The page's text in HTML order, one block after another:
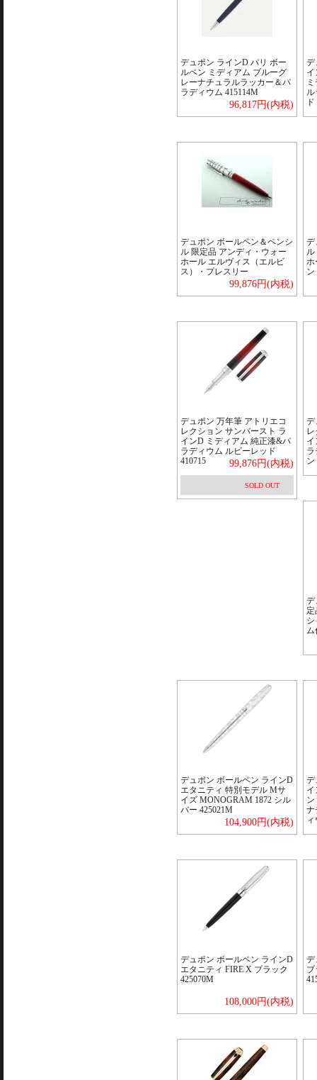
デュポン ラインD パリ ボー
ルペン ミディアム ブルーグ
レーナチュラルラッカー＆パ
ラディウム 415114M
96,817円(内税)
デ
デュポン ボールペン＆ペンシ
ル 限定品 アンディ・ウォー
ホール エルヴィス（エルビ
ス）・プレスリー
99,876円(内税)
デ
ホ
ン
デュポン 万年筆 アトリエコ
レクション サンバースト ラ
インD ミディアム 純正漆&パ
ラディウム ルビーレッド
410715
99,876円(内税)
SOLD OUT
デ
レ
ラ
ン
デ
定
シ
ム
デュポン ボールペン ラインD
エタニティ 特別モデル Mサ
イズ MONOGRAM 1872 シル
バー 425021M
104,900円(内税)
デ
イ
ン
ナ
デュポン ボールペン ラインD
エタニティ FIRE X ブラック
425070M
108,000円(内税)
デ
ブ